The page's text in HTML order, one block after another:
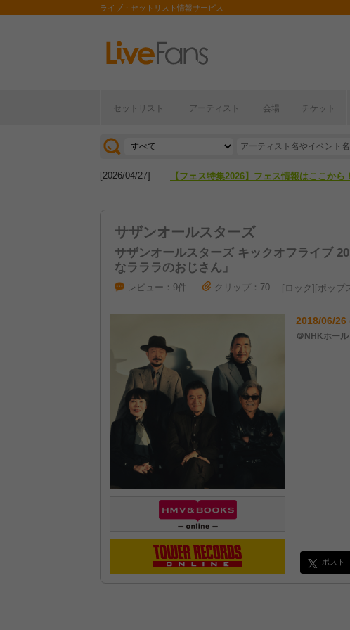
ライブ・セットリスト情報サービス
セットリスト アーティスト 会場 チケット
[2026/07/28] 【ライブ動員ランキング】2026年上半期編
[2026/04/27] 【フェス特集2026】フェス情報はここから！
サザンオールスターズ
サザンオールスターズ キックオフライブ
なラララのおじさん」
レビュー：9件 クリップ：70 ロック ポップ
2018/06/
＠NHKホー
ポスト